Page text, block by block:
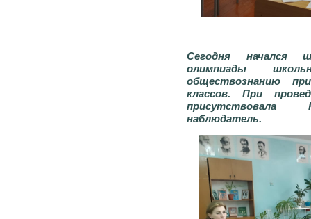
Сегодня начался
олимпиады
обществознанию
классов. При
присутствовала
наблюдатель.